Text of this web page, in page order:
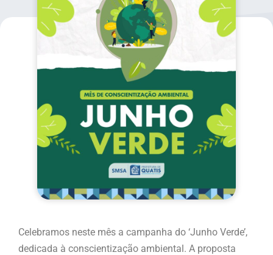
Celebramos neste mês a campanha do ‘Junho Verde’,
dedicada à conscientização ambiental. A proposta